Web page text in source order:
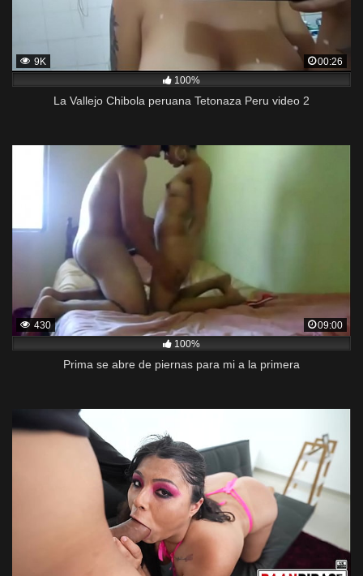
9K
00:26
100%
La Vallejo Chibola peruana Tetonaza Peru video 2
430
09:00
100%
Prima se abre de piernas para mi a la primera